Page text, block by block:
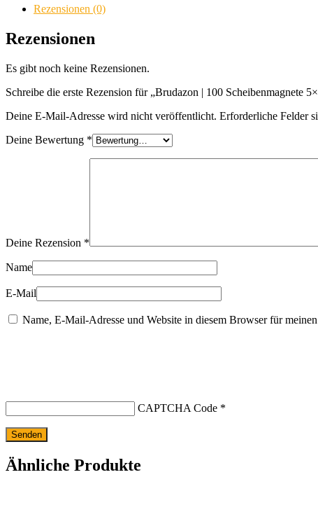
|
N52
Neodym
|
Menge
Rezensionen (0)
Rezensionen
Es gibt noch keine Rezensionen.
Schreibe die erste Rezension für „Brudazon | 100 Scheibenmagnete
Deine E-Mail-Adresse wird nicht veröffentlicht. Erforderliche Felder
Deine Bewertung *
Deine Rezension *
Name
E-Mail
Name, E-Mail-Adresse und Website in diesem Browser für
CAPTCHA Code *
Ähnliche Produkte